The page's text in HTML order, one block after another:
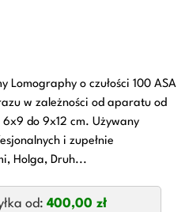
Lomography o czułości 100 ASA
w zależności od aparatu od
do 9x12 cm. Używany
i zupełnie
Holga, Druh...
od: 400,00 zł